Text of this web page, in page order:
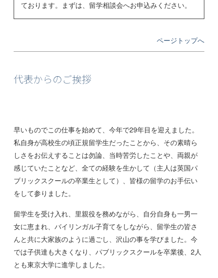
ております。まずは、留学相談会へお申込みください。
ページトップへ
代表からのご挨拶
早いものでこの仕事を始めて、今年で29年目を迎えました。
私自身が高校生の頃正規留学生だったことから、その素晴ら
しさをお伝えすることは勿論、当時苦労したことや、両親が
感じていたことなど、全ての経験を生かして（主人は英国パ
ブリックスクールの卒業生として）、皆様の留学のお手伝い
をして参りました。
留学生を受け入れ、里親役を務めながら、自分自身も一男一
女に恵まれ、バイリンガル子育てをしながら、留学生の皆さ
んと共に大家族のように過ごし、沢山の事を学びました。今
では子供達も大きくなり、パブリックスクールを卒業後、2人
とも東京大学に進学しました。